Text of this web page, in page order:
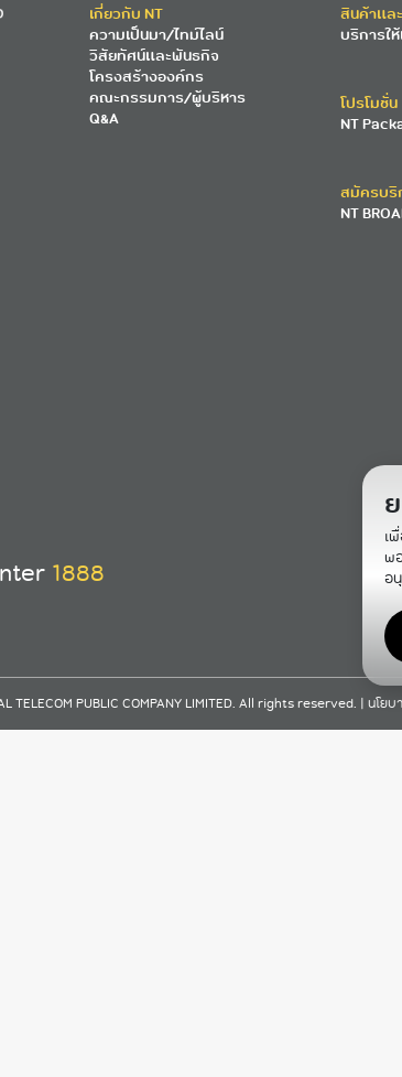
เ
พ
อ
เกี่ยวกับ NT
ความเป็นมา/ไทม์ไลน์
วิสัยทัศน์และพันธกิจ
โครงสร้างองค์กร
คณะกรรมการ/ผู้บริหาร
Q&A
สินค้าแล
บริการใ
โปรโมชั่น
NT
สมัครบริ
NT
1888
TELECOM PUBLIC COMPANY LIMITED. All rights reserved. | นโย